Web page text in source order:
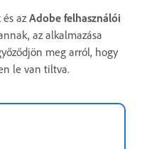
és az Adobe felhasználói
az alkalmazása
meg arról, hogy
le van tiltva.